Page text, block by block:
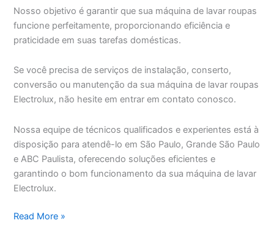
Nosso objetivo é garantir que sua máquina de lavar roupas
funcione perfeitamente, proporcionando eficiência e
praticidade em suas tarefas domésticas.
Se você precisa de serviços de instalação, conserto,
conversão ou manutenção da sua máquina de lavar roupas
Electrolux, não hesite em entrar em contato conosco.
Nossa equipe de técnicos qualificados e experientes está à
disposição para atendê-lo em São Paulo, Grande São Paulo
e ABC Paulista, oferecendo soluções eficientes e
garantindo o bom funcionamento da sua máquina de lavar
Electrolux.
Assistência
Read More »